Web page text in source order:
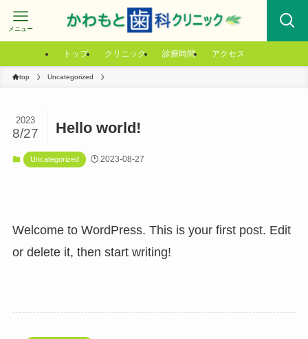
メニュー
トップ クリニック 診療時間 アクセス
top Uncategorized
Hello world!
2023
8/27
Uncategorized 2023-08-27
Welcome to WordPress. This is your first post. Edit
or delete it, then start writing!